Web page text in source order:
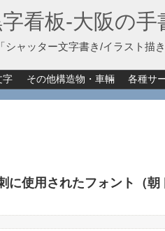
看板‐大阪の手
シャッター文字書き/イラスト描
字 その他構造物・車輛 各種サ
に使用されたフォント（朝